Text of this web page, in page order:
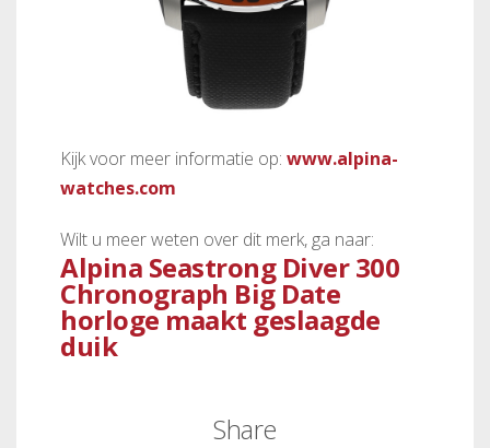
Kijk voor meer informatie op: www.alpina-
watches.com
Wilt u meer weten over dit merk, ga naar:
Alpina Seastrong Diver 300
Chronograph Big Date
horloge maakt geslaagde
duik
Share